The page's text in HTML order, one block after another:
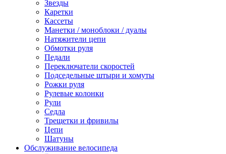
Звезды
Каретки
Кассеты
Манетки / моноблоки / дуалы
Натяжители цепи
Обмотки руля
Педали
Переключатели скоростей
Подседельные штыри и хомуты
Рожки руля
Рулевые колонки
Рули
Седла
Трещетки и фривилы
Цепи
Шатуны
Обслуживание велосипеда